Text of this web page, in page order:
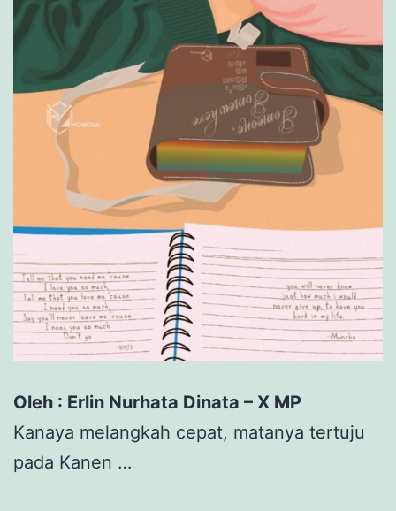
Oleh : Erlin Nurhata Dinata – X MP
Kanaya melangkah cepat, matanya tertuju
pada Kanen …